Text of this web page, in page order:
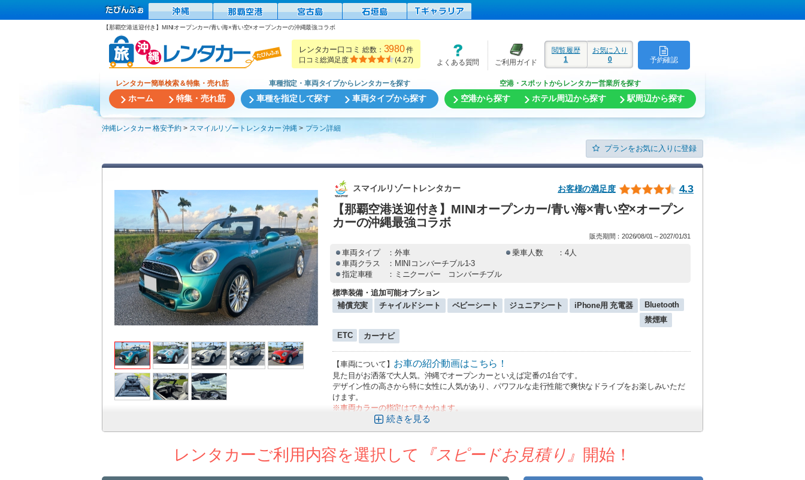
【那覇空港送迎付き】MINIオープンカー/青い海×青い空×オープンカーの沖縄最強コラボ
レンタカー口コミ 総数： 3980件
口コミ総満足度
(4.27) 予約確認
閲覧履歴
1
お気に入り
0
よくある質問 ご利用ガイド
レンタカー簡単検索＆特集・売れ筋
ホーム 特集・売れ筋
車種指定・車両タイプからレンタカーを探す
車種を指定して探す 車両タイプから探す
空港・スポットからレンタカー営業所を探す
空港から探す ホテル周辺から探す 駅周辺から探す
沖縄レンタカー 格安予約 スマイルリゾートレンタカー 沖縄 プラン詳細
プランをお気に入りに登録
お客様の満足度 4.3
スマイルリゾートレンタカー
【那覇空港送迎付き】MINIオープンカー/青い海×青い空×オープン
カーの沖縄最強コラボ
販売期間：2026/08/01～2027/01/31
車両タイプ ：外車 乗車人数
：4人
車両クラス
：MINIコンバーチブル1-3
指定車種
：ミニクーパー コンバーチブル
標準装備・追加可能オプション
補償充実
チャイルドシート ベビーシート ジュニアシート iPhone用 充電器
Bluetooth
禁煙車
ETC
カーナビ
【車両について】 お車の紹介動画はこちら！
見た目がお洒落で大人気。沖縄でオープンカーといえば定番の1台です。
デザイン性の高さから特に女性に人気があり、パワフルな走行性能で爽快なドライブをお楽しみいただ
けます。
※車両カラーの指定はできかねます。
■ 運行時間
9:30〜17:30（1時間おきに運行）
続きを
レンタカーご利用内容を選択して 『スピードお見積り』 開始！